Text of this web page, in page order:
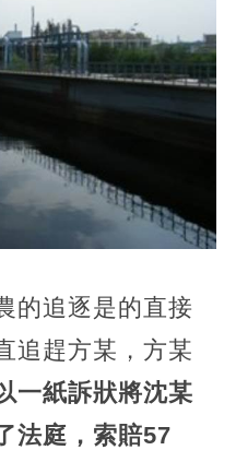
的追逐是的直接
追趕方某，方某
一紙訴狀將沈某
法庭，索賠57